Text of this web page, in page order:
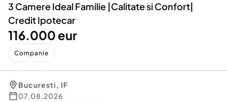
3 Camere Ideal Familie |Calitate si Confort|
Credit Ipotecar
116.000 eur
Companie
Bucuresti, IF
07.08.2026